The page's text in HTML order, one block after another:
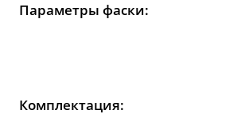
Параметры фаски:
Комплектация: